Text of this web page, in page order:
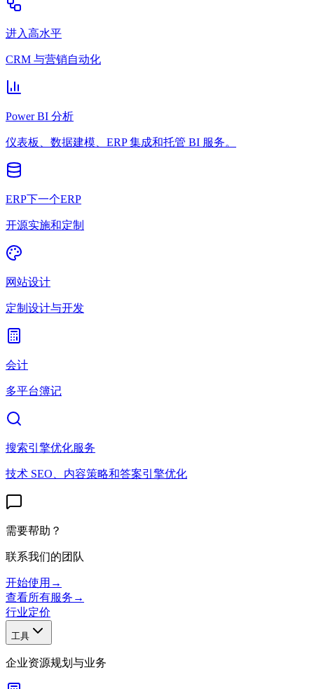
进入高水平
CRM 与营销自动化
Power BI 分析
仪表板、数据建模、ERP 集成和托管 BI 服务。
ERP下一个ERP
开源实施和定制
网站设计
定制设计与开发
会计
多平台簿记
搜索引擎优化服务
技术 SEO、内容策略和答案引擎优化
需要帮助？
联系我们的团队
开始使用 →
查看所有服务 →
行业定价
工具
企业资源规划与业务